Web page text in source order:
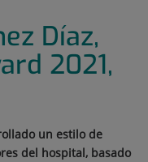
Díaz,
2021,
un estilo de
del hospital, basado